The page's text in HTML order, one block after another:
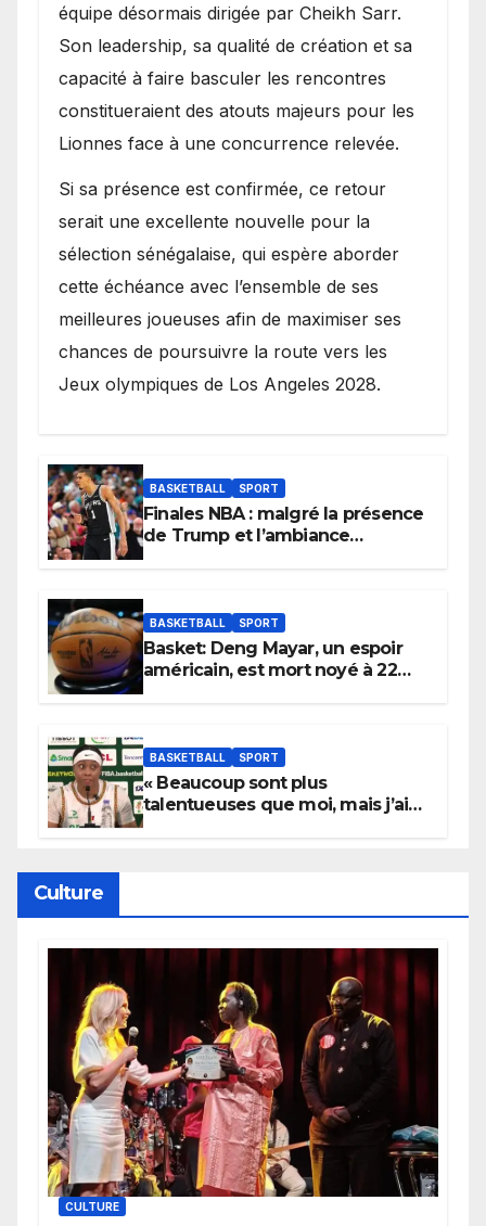
équipe désormais dirigée par Cheikh Sarr.
Son leadership, sa qualité de création et sa
capacité à faire basculer les rencontres
constitueraient des atouts majeurs pour les
Lionnes face à une concurrence relevée.
Si sa présence est confirmée, ce retour
serait une excellente nouvelle pour la
sélection sénégalaise, qui espère aborder
cette échéance avec l’ensemble de ses
meilleures joueuses afin de maximiser ses
chances de poursuivre la route vers les
Jeux olympiques de Los Angeles 2028.
BASKETBALL SPORT
Finales NBA : malgré la présence
de Trump et l’ambiance
BASKETBALL SPORT
Basket: Deng Mayar, un espoir
américain, est mort noyé à 22
BASKETBALL SPORT
« Beaucoup sont plus
talentueuses que moi, mais j’ai
Culture
CULTURE